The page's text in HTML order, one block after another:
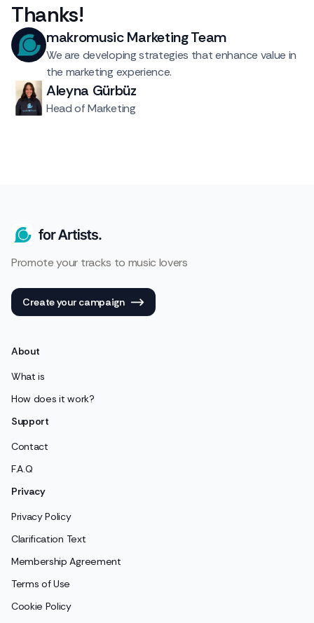
Thanks!
makromusic Marketing Team
We are developing strategies that enhance value in
the marketing experience.
Aleyna Gürbüz
Head of Marketing
Promote your tracks to music lovers
Create your campaign
About
What is
How does it work?
Support
Contact
F.A.Q
Privacy
Privacy Policy
Clarification Text
Membership Agreement
Terms of Use
Cookie Policy